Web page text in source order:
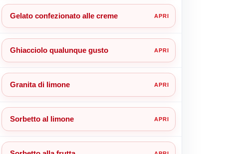
Gelato confezionato alle creme
Ghiacciolo qualunque gusto
Granita di limone
Sorbetto al limone